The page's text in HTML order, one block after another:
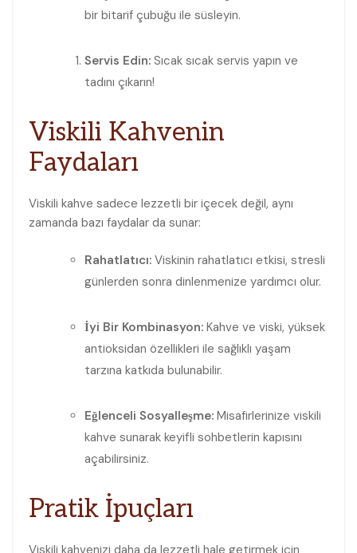
bir‌ bitarif çubuğu ile süsleyin.
Servis Edin: Sıcak sıcak servis yapın ve
tadını çıkarın!
Viskili ⁣Kahvenin
Faydaları
Viskili ​kahve sadece lezzetli ⁣bir içecek değil, aynı
zamanda bazı ‌faydalar da sunar:
Rahatlatıcı: Viskinin rahatlatıcı etkisi, stresli
günlerden sonra dinlenmenize yardımcı olur.
İyi⁤ Bir Kombinasyon: Kahve ve viski, yüksek
antioksidan⁣ özellikleri‌ ile sağlıklı yaşam
tarzına ⁣katkıda bulunabilir.
Eğlenceli ‌Sosyalleşme: Misafirlerinize viskili
kahve sunarak keyifli sohbetlerin⁣ kapısını‌
açabilirsiniz.
Pratik İpuçları
Viskili kahvenizi daha da lezzetli hale getirmek için